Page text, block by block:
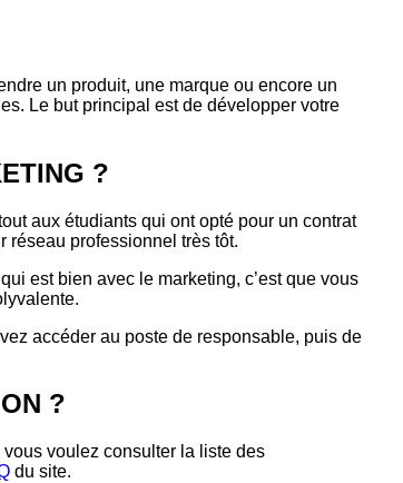
un produit, une marque ou encore un
Le but principal est de développer votre
?
aux étudiants qui ont opté pour un contrat
réseau professionnel très tôt.
est bien avec le marketing, c’est que vous
accéder au poste de responsable, puis de
?
voulez consulter la liste des
du site.